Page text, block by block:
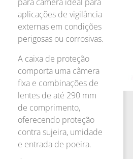
aplicações de vigilância
externas em condições
perigosas ou corrosivas.
A caixa de proteção
comporta uma câmera
fixa e combinações de
lentes de até 290 mm
de comprimento,
oferecendo proteção
contra sujeira, umidade
e entrada de poeira.